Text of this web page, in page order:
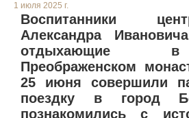
1 июля 2025 г.
Воспитанники
Александра
отдыхающие
Преображенском
25 июня совершили
поездку в город
познакомились с